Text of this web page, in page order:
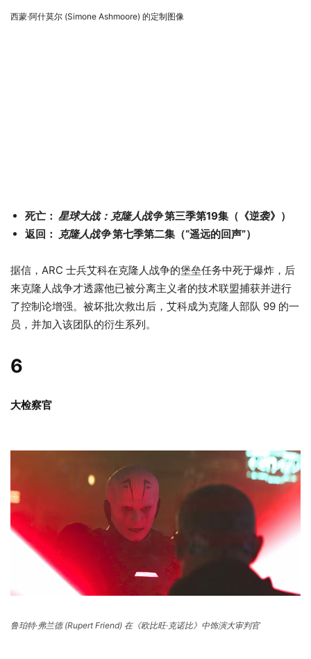
西蒙·阿什莫尔 (Simone Ashmoore) 的定制图像
死亡： 星球大战：克隆人战争第三季第19集（《逆袭》）
返回： 克隆人战争第七季第二集（“遥远的回声”）
据信，ARC 士兵艾科在克隆人战争的堡垒任务中死于爆炸，后
来克隆人战争才透露他已被分离主义者的技术联盟捕获并进行
了控制论增强。被坏批次救出后，艾科成为克隆人部队 99 的一
员，并加入该团队的衍生系列。
6
大检察官
鲁珀特·弗兰德 (Rupert Friend) 在《欧比旺·克诺比》中饰演大审判官